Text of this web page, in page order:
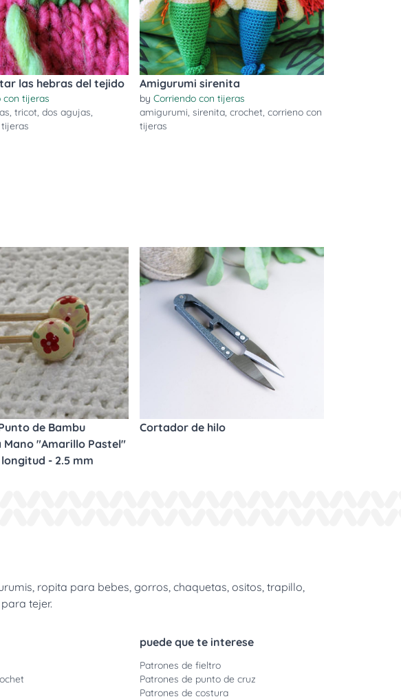
las hebras del tejido
con tijeras
, tricot, dos agujas,
Amigurumi sirenita
by Corriendo con tijeras
amigurumi, sirenita, crochet, corrieno con
tijeras
de Bambu
Mano "Amarillo Pastel"
- 2.5 mm
Cortador de hilo
ropita para bebes, gorros, chaquetas, ositos, trapillo,
tejer.
puede que te interese
Patrones de fieltro
Patrones de punto de cruz
Patrones de costura